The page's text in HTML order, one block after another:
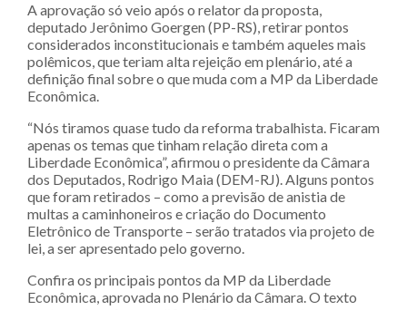
A aprovação só veio após o relator da proposta,
deputado Jerônimo Goergen (PP-RS), retirar pontos
considerados inconstitucionais e também aqueles mais
polêmicos, que teriam alta rejeição em plenário, até a
definição final sobre o que muda com a MP da Liberdade
Econômica.
“Nós tiramos quase tudo da reforma trabalhista. Ficaram
apenas os temas que tinham relação direta com a
Liberdade Econômica”, afirmou o presidente da Câmara
dos Deputados, Rodrigo Maia (DEM-RJ). Alguns pontos
que foram retirados – como a previsão de anistia de
multas a caminhoneiros e criação do Documento
Eletrônico de Transporte – serão tratados via projeto de
lei, a ser apresentado pelo governo.
Confira os principais pontos da MP da Liberdade
Econômica, aprovada no Plenário da Câmara. O texto